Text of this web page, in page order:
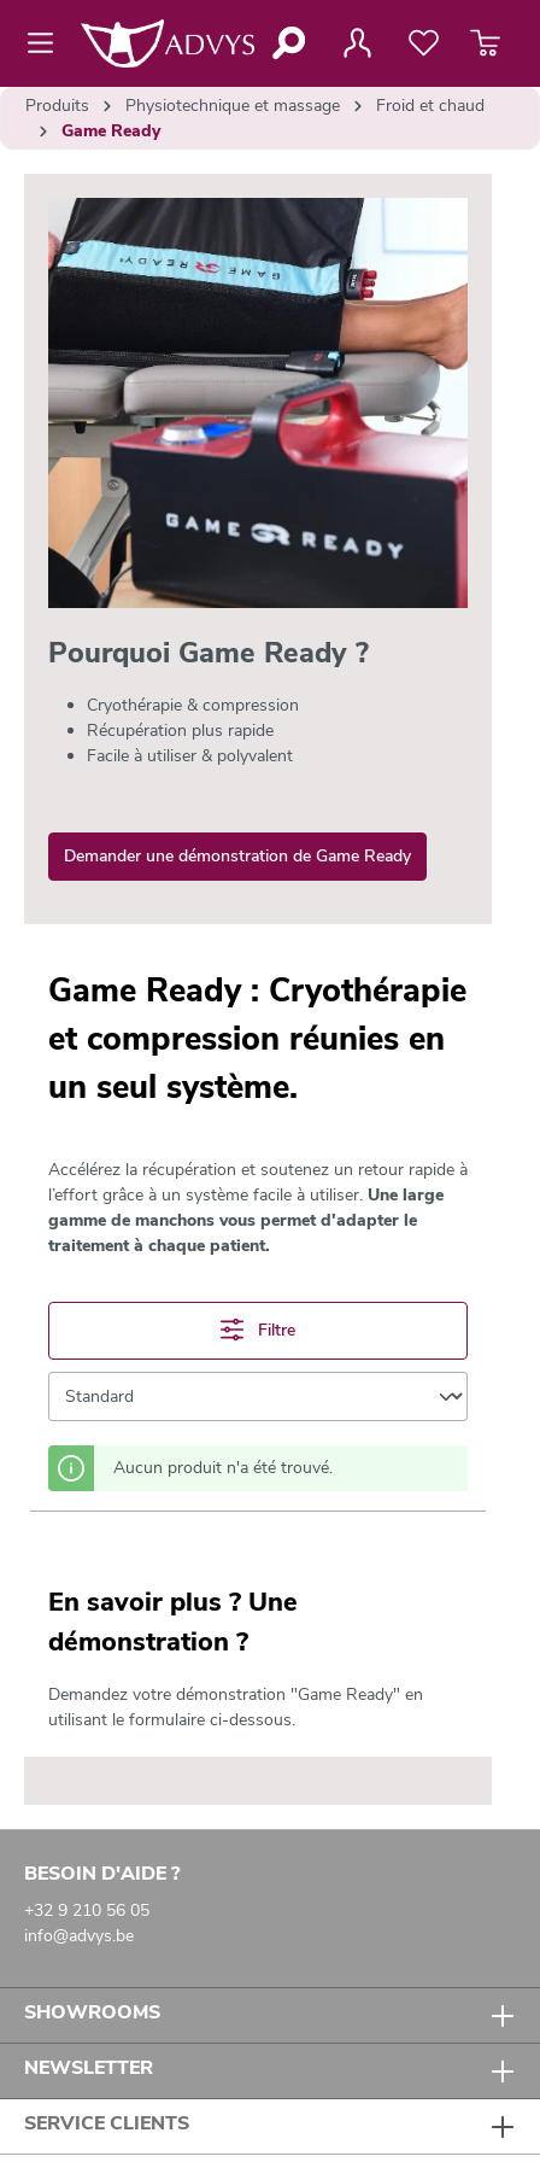
principal
Produits Physiotechnique et massage
Froid et chaud
Game Ready
Pourquoi Game Ready ?
Cryothérapie & compression
Récupération plus rapide
Facile à utiliser & polyvalent
Demander une démonstration de Game Ready
Game Ready : Cryothérapie
et compression réunies en
un seul système.
Accélérez la récupération et soutenez un retour rapide à
l’effort grâce à un système facile à utiliser. Une large
gamme de manchons vous permet d'adapter le
traitement à chaque patient.
Filtre
Aucun produit n'a été trouvé.
En savoir plus ? Une
démonstration ?
Demandez votre démonstration "Game Ready" en
utilisant le formulaire ci-dessous.
BESOIN D'AIDE ?
+32 9 210 56 05
info@advys.be
SHOWROOMS
NEWSLETTER
SERVICE CLIENTS